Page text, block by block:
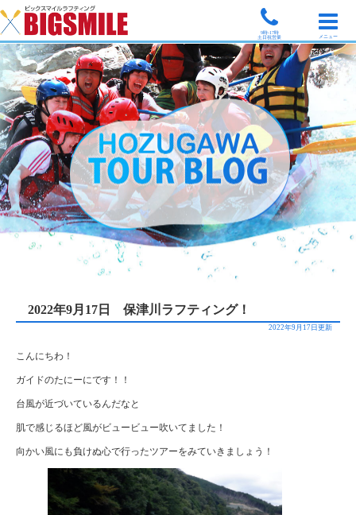
9時-17時
土日祝営業
メニュー
2022年9月17日 保津川ラフティング！
2022年9月17日更新
こんにちわ！
ガイドのたにーにです！！
台風が近づいているんだなと
肌で感じるほど風がビュービュー吹いてました！
向かい風にも負けぬ心で行ったツアーをみていきましょう！